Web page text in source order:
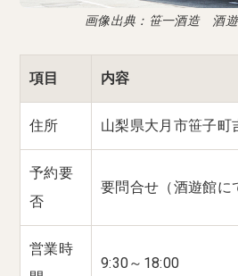
画像出典：笹一酒造 酒遊
項目 内容
住所 山梨県大月市笹子町
予約要
否
要問合せ（酒遊館に
営業時
9:30～18:00